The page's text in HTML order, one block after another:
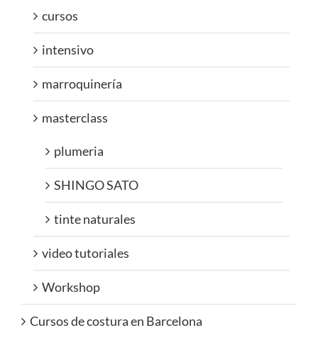
cursos
intensivo
marroquinería
masterclass
plumeria
SHINGO SATO
tinte naturales
video tutoriales
Workshop
Cursos de costura en Barcelona